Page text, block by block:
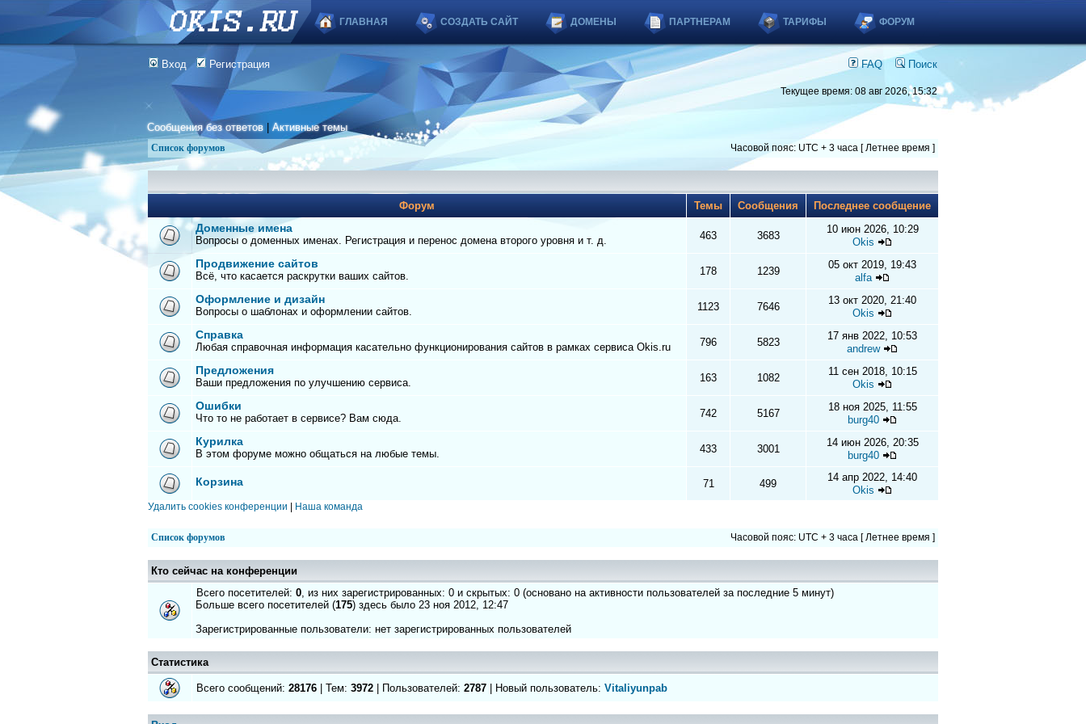
ГЛАВНАЯ СОЗДАТЬ САЙТ ДОМЕНЫ ПАРТНЕРАМ ТАРИФЫ ФОРУМ
Вход Регистрация FAQ Поиск
Текущее время: 08 авг 2026, 15:32
Сообщения без ответов |Активные темы
Список форумов Часовой пояс: UTC + 3 часа [ Летнее время ]
Форум Темы Сообщения Последнее сообщение
Доменные имена
Вопросы о доменных именах. Регистрация и перенос домена второго уровня и т. д. 463 3683
10 июн 2026, 10:29
Okis
Продвижение сайтов
Всё, что касается раскрутки ваших сайтов. 178 1239
05 окт 2019, 19:43
alfa
Оформление и дизайн
Вопросы о шаблонах и оформлении сайтов. 1123 7646
13 окт 2020, 21:40
Okis
Справка
Любая справочная информация касательно функционирования сайтов в рамках сервиса Okis.ru 796 5823
17 янв 2022, 10:53
andrew
Предложения
Ваши предложения по улучшению сервиса. 163 1082
11 сен 2018, 10:15
Okis
Ошибки
Что то не работает в сервисе? Вам сюда. 742 5167
18 ноя 2025, 11:55
burg40
Курилка
В этом форуме можно общаться на любые темы. 433 3001
14 июн 2026, 20:35
burg40
Корзина 71 499
14 апр 2022, 14:40
Okis
Удалить cookies конференции Наша команда
Список форумов Часовой пояс: UTC + 3 часа [ Летнее время ]
Кто сейчас на конференции
Всего посетителей: 0, из них зарегистрированных: 0 и скрытых: 0 (основано на активности пользователей за последние 5 минут)
Больше всего посетителей (175) здесь было 23 ноя 2012, 12:47
Зарегистрированные пользователи: нет зарегистрированных пользователей
Статистика
Всего сообщений: 28176 | Тем: 3972 | Пользователей: 2787 | Новый пользователь: Vitaliyunpab